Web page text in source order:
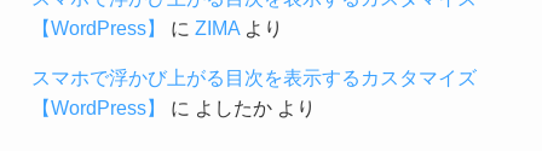
【WordPress】
に ZIMAより
スマホで浮かび上がる目次を表示するカスタマイズ
【WordPress】
に よしたかより